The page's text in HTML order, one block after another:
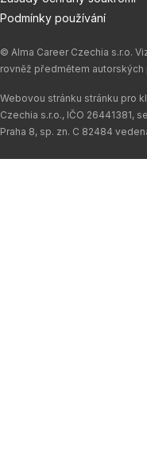
Podmínky používání
© Alma Career Czechia s.r.o.
rovněž předmětem autorských
Webovou stránku stránku pro
Czechia s.r.o., IČO 26441381,
Praha 8, sp. zn. C 82484